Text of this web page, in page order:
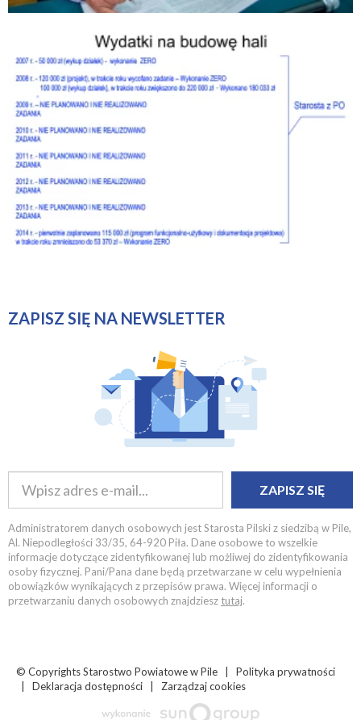
ZAPISZ SIĘ NA NEWSLETTER
ZAPISZ SIĘ
Administratorem danych osobowych jest Starosta Pilski z siedzibą w Pile,
Al. Niepodległości 33/35, 64-920 Piła. Dane osobowe to wszelkie
informacje dotyczące zidentyfikowanej lub możliwej do zidentyfikowania
osoby fizycznej. Pani/Pana dane będą przetwarzane w celu wypełnienia
obowiązków wynikających z przepisów prawa. Więcej informacji o
przetwarzaniu danych osobowych znajdziesz tutaj.
© CopyrightsStarostwo Powiatowe w Pile | Polityka prywatności
| Deklaracja dostępności | Zarządzaj cookies